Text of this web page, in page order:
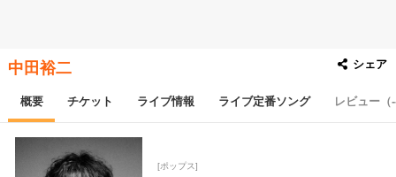
中田裕二 シェア
概要 チケット ライブ情報 ライブ定番ソング レビュー（
ポップス